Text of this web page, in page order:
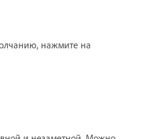
нажмите на